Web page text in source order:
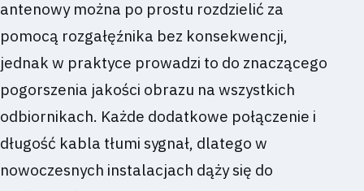
antenowy można po prostu rozdzielić za
pomocą rozgałęźnika bez konsekwencji,
jednak w praktyce prowadzi to do znaczącego
pogorszenia jakości obrazu na wszystkich
odbiornikach. Każde dodatkowe połączenie i
długość kabla tłumi sygnał, dlatego w
nowoczesnych instalacjach dąży się do